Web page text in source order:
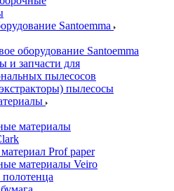
Santoemma
оборудование Santoemma
и запчасти для
пылесосов
пылесосы
материалы
Prof paper
материалы Veiro